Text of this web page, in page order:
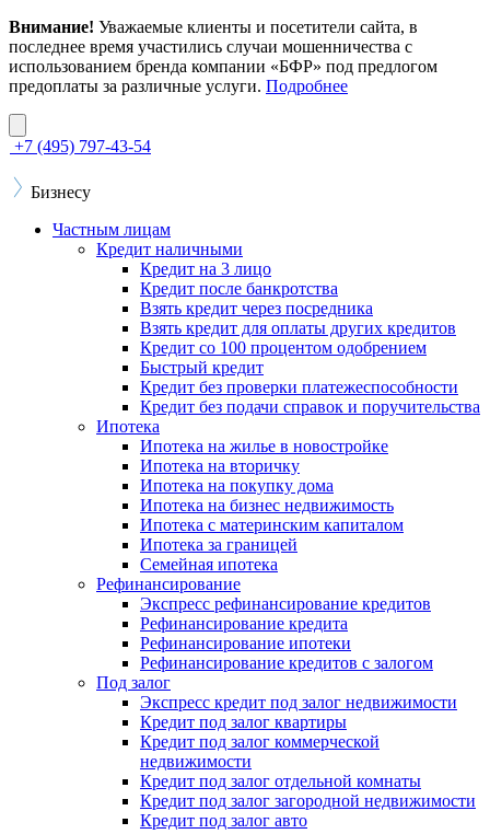
Внимание! Уважаемые клиенты и посетители сайта, в
последнее время участились случаи мошенничества с
использованием бренда компании «БФР» под предлогом
предоплаты за различные услуги. Подробнее
+7 (495) 797-43-54
Бизнесу
Частным лицам
Кредит наличными
Кредит на 3 лицо
Кредит после банкротства
Взять кредит через посредника
Взять кредит для оплаты других кредитов
Кредит со 100 процентом одобрением
Быстрый кредит
Кредит без проверки платежеспособности
Кредит без подачи справок и поручительства
Ипотека
Ипотека на жилье в новостройке
Ипотека на вторичку
Ипотека на покупку дома
Ипотека на бизнес недвижимость
Ипотека с материнским капиталом
Ипотека за границей
Семейная ипотека
Рефинансирование
Экспресс рефинансирование кредитов
Рефинансирование кредита
Рефинансирование ипотеки
Рефинансирование кредитов с залогом
Под залог
Экспресс кредит под залог недвижимости
Кредит под залог квартиры
Кредит под залог коммерческой
недвижимости
Кредит под залог отдельной комнаты
Кредит под залог загородной недвижимости
Кредит под залог авто